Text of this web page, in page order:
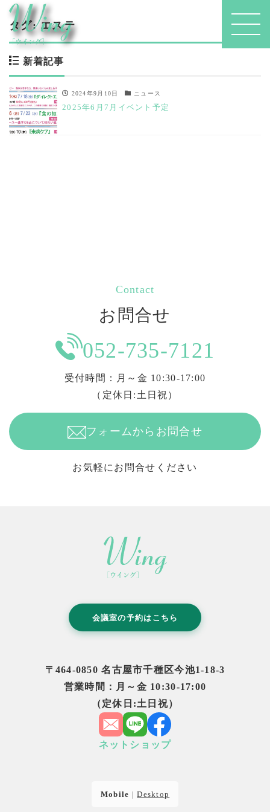
タグ:エステ
新着記事
2024年9月10日 ニュース
2025年6月7月イベント予定
Contact
お問合せ
フォームからお問合せ
お気軽にお問合せください
052-735-7121
受付時間：月～金 10:30-17:00
（定休日:土日祝）
会議室の予約はこちら
〒464-0850 名古屋市千種区今池1-18-3
営業時間：月～金 10:30-17:00
（定休日:土日祝）
ネットショップ
Mobile |Desktop